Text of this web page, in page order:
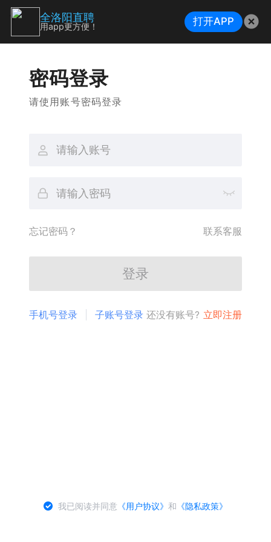
密码登录
请使用账号密码登录
忘记密码？ 联系客服
登录
手机号登录 子账号登录 还没有账号? 立即注册
我已阅读并同意 《用户协议》和 《隐私政策》
全洛阳直聘
用app更方便！ 打开APP